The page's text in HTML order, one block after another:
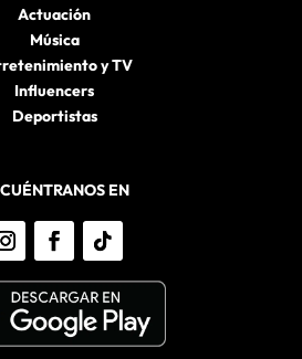
Actuación
Música
y TV
Influencers
Deportistas
EN